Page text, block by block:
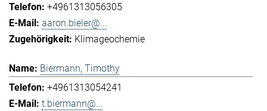
+4961313056305
aaron.bieler@...
Klimageochemie
Biermann, Timothy
+4961313054241
t.biermann@...